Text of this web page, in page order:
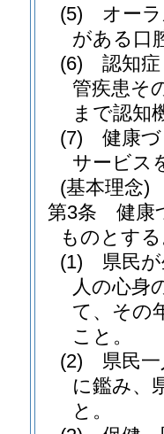
(5)
オー
がある口
(6)
認知
管疾患そ
まで認知
(7)
健康
サービス
(基本理念)
第3条
健康
ものとす
(1)
県民
人の心身
て、その
こと。
(2)
県民
に鑑み、
と。